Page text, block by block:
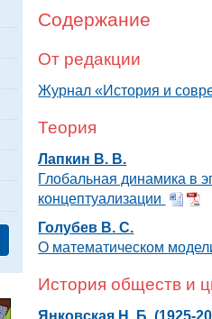
Содержание
От редакции
Журнал «История и
Теория
Лапкин В. В.
Глобальная динамика в
концептуализации
Голубев В. С.
О математическом
История обществ и
Янковская Н. Б. (1925-